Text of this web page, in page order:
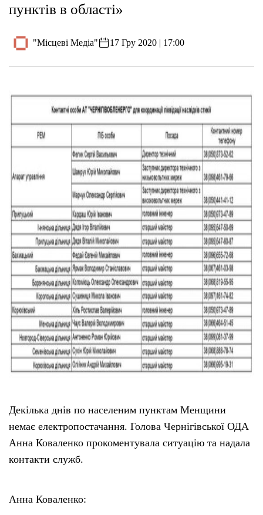
пунктів в області»
"Місцеві Медіа" 17 Гру 2020 | 17:00
Декілька днів по населеним пунктам Менщини
немає електропостачання. Голова Чернігівської ОДА
Анна Коваленко прокоментувала ситуацію та надала
контакти служб.
Анна Коваленко: